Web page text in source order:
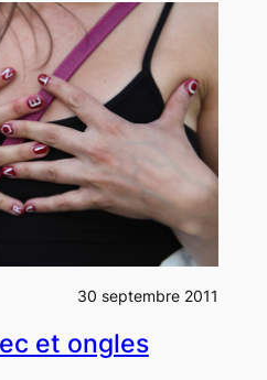
30 septembre 2011
et ongles